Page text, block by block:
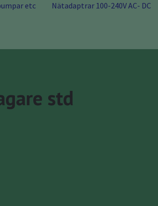
etc Nätadaptrar 100-240V AC- DC
std